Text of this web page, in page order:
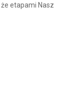
etapami Nasz